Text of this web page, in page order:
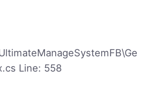
Line: 558